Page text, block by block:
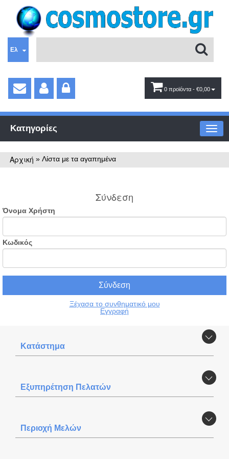
Ελ
0 προϊόντα - €0,00
Κατηγορίες
Αρχική » Λίστα με τα αγαπημένα
Σύνδεση
Όνομα Χρήστη
Κωδικός
Ξέχασα το συνθηματικό μου
Εγγραφή
Κατάστημα
Εξυπηρέτηση Πελατών
Περιοχή Mελών